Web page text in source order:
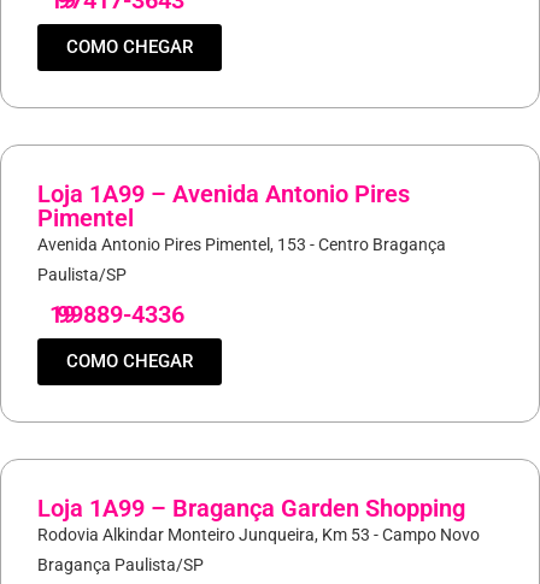
COMO CHEGAR
Loja 1A99 – Avenida Antonio Pires
Pimentel
Avenida Antonio Pires Pimentel, 153 - Centro Bragança
Paulista/SP
19
99889-4336
COMO CHEGAR
Loja 1A99 – Bragança Garden Shopping
Rodovia Alkindar Monteiro Junqueira, Km 53 - Campo Novo
Bragança Paulista/SP